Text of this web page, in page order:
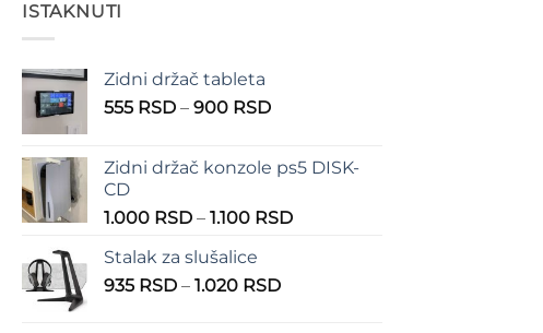
ISTAKNUTI
Zidni držač tableta
555 RSD – 900 RSDRaspon
555 RSD
900 RSD
Zidni držač konzole ps5 DISK-
CD
1.000 RSD – 1.100 RSDRaspon
Stalak za slušalice
935 RSD – 1.020 RSDRaspon